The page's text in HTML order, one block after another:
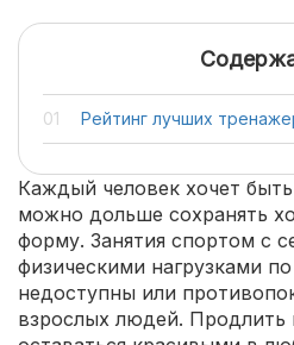
Рейтинг лучших
Каждый человек хочет
можно дольше сохранять
форму. Занятия спортом с
физическими нагрузками
недоступны или
взрослых людей. Продлить